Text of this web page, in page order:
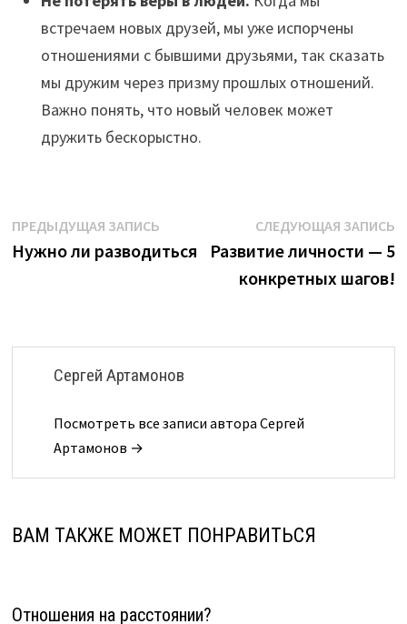
встречаем новых друзей, мы уже испорчены
отношениями с бывшими друзьями, так сказать
мы дружим через призму прошлых отношений.
Важно понять, что новый человек может
дружить бескорыстно.
Навигация
по
ПРЕДЫДУЩАЯ ЗАПИСЬПредыдущая
запись:
Нужно ли разводиться
СЛЕДУЮЩАЯ ЗАПИСЬ
Развитие личности — 5
конкретных шагов!
Сергей Артамонов
Посмотреть все записи автора Сергей
Артамонов →
ВАМ ТАКЖЕ МОЖЕТ ПОНРАВИТЬСЯ
Отношения на расстоянии?